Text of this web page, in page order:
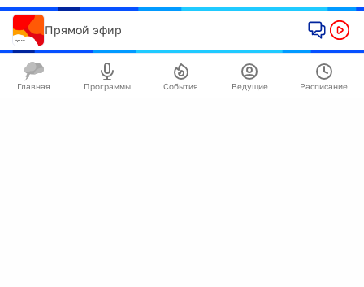
Прямой эфир
Главная Программы События Ведущие Расписание